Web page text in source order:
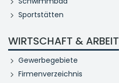
Sportstätten
WIRTSCHAFT & ARBEIT
Gewerbegebiete
Firmenverzeichnis